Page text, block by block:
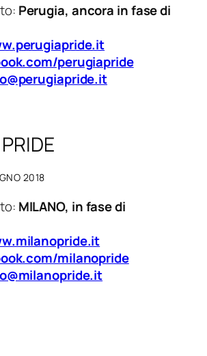
Perugia, ancora in fase di
perugiapride
2018
MILANO, in fase di
milanopride